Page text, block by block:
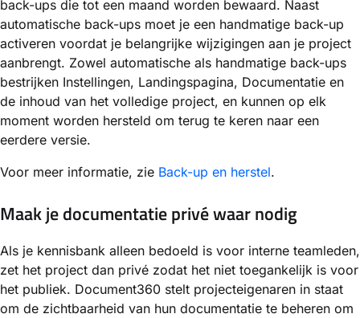
back-ups die tot een maand worden bewaard. Naast
automatische back-ups moet je een handmatige back-up
activeren voordat je belangrijke wijzigingen aan je project
aanbrengt. Zowel automatische als handmatige back-ups
bestrijken Instellingen, Landingspagina, Documentatie en
de inhoud van het volledige project, en kunnen op elk
moment worden hersteld om terug te keren naar een
eerdere versie.
Voor meer informatie, zie Back-up en herstel.
Maak je documentatie privé waar nodig
Als je kennisbank alleen bedoeld is voor interne teamleden,
zet het project dan privé zodat het niet toegankelijk is voor
het publiek. Document360 stelt projecteigenaren in staat
om de zichtbaarheid van hun documentatie te beheren om